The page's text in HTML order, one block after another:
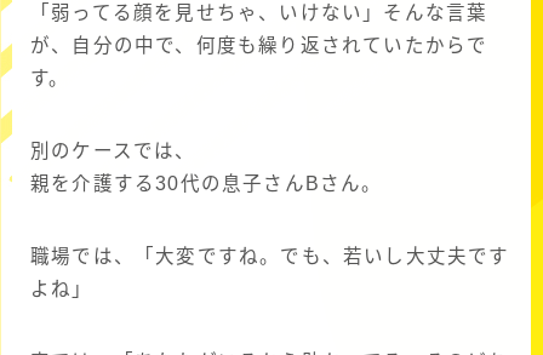
「弱ってる顔を見せちゃ、いけない」そんな言葉
が、自分の中で、何度も繰り返されていたからで
す。
別のケースでは、
親を介護する30代の息子さんBさん。
職場では、「大変ですね。でも、若いし大丈夫です
よね」